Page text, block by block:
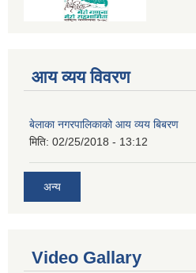
आय व्यय विवरण
बेलाका नगरपालिकाको आय व्यय बिबरण
मिति: 02/25/2018 - 13:12
अन्य
Video Gallary